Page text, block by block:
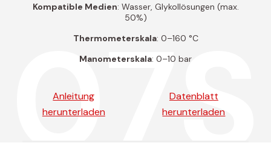
07S
Kompatible Medien: Wasser, Glykollösungen (max.
50%)
Thermometerskala: 0–160 °C
Manometerskala: 0–10 bar
Anleitung
herunterladen
Datenblatt
herunterladen